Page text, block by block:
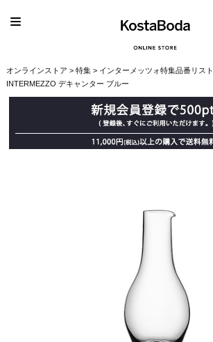
オンラインストア > 特集> インターメッツォ特集品番リスト
INTERMEZZO デキャンター ブルー